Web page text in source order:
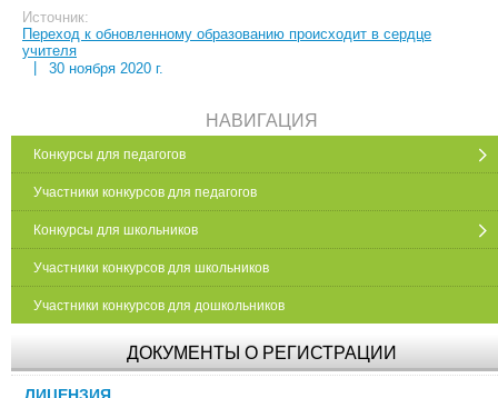
Источник:
Переход к обновленному образованию происходит в сердце
учителя
30 ноября 2020 г.
НАВИГАЦИЯ
Конкурсы для педагогов
Участники конкурсов для педагогов
Конкурсы для школьников
Участники конкурсов для школьников
Участники конкурсов для дошкольников
ДОКУМЕНТЫ О РЕГИСТРАЦИИ